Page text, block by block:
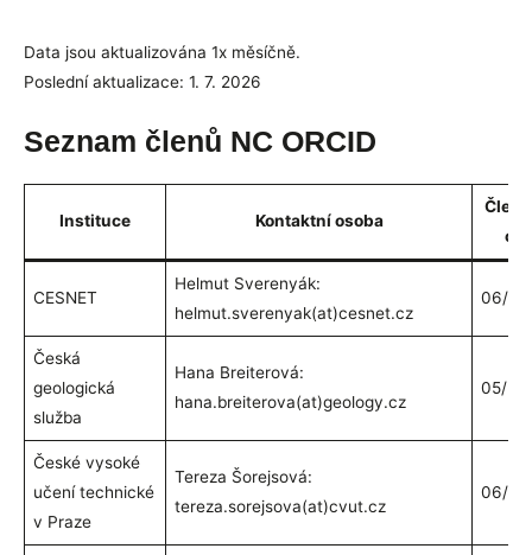
Data jsou aktualizována 1x měsíčně.
Poslední aktualizace: 1. 7. 2026
Seznam členů NC ORCID
Instituce Kontaktní osoba
od
CESNET
Helmut Sverenyák:
helmut.sverenyak(at)cesnet.cz
06/
Česká
geologická
služba
Hana Breiterová:
hana.breiterova(at)geology.cz
05/
České vysoké
učení technické
v Praze
Tereza Šorejsová:
tereza.sorejsova(at)cvut.cz
06/